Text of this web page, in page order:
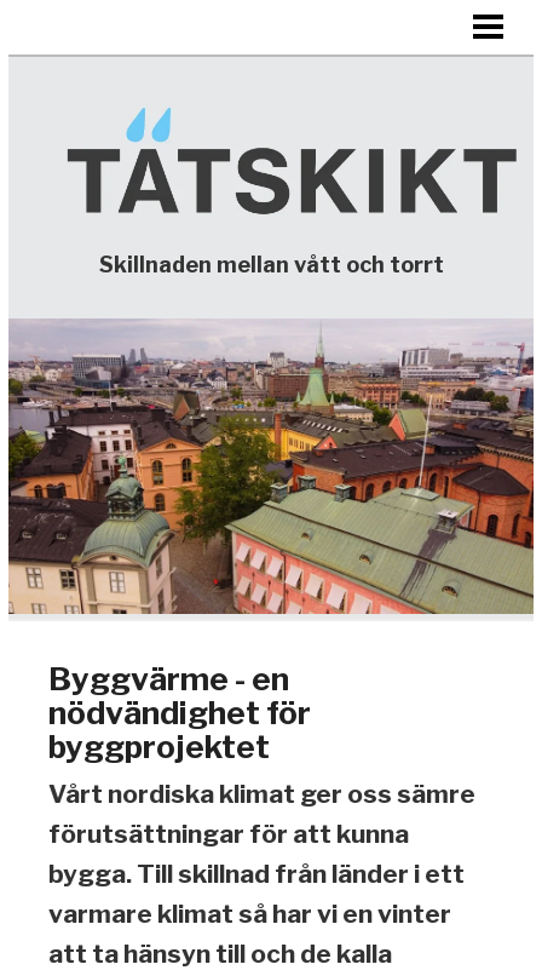
Skillnaden mellan vått och torrt
Byggvärme - en
nödvändighet för
byggprojektet
Vårt nordiska klimat ger oss sämre
förutsättningar för att kunna
bygga. Till skillnad från länder i ett
varmare klimat så har vi en vinter
att ta hänsyn till och de kalla